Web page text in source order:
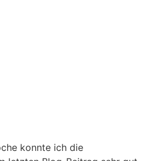
konnte ich die